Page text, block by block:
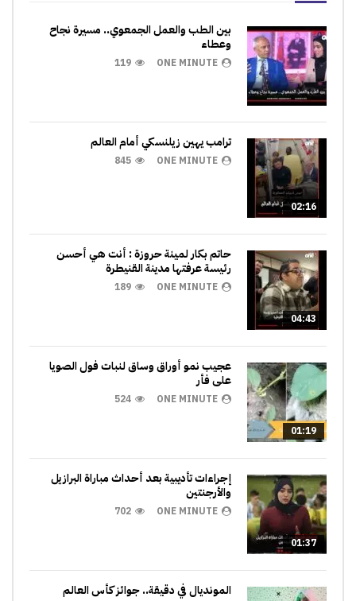
بين الطب والعمل الجمعوي.. مسيرة نجاح
وعطاء
ONE MINUTE
119
02:16
ترامب يهين زيلنسكي أمام العالم
ONE MINUTE
845
04:43
حاتم بكار لمينة حروزة : أنت هي أحسن
رئيسة عرفتها مدينة القنيطرة
ONE MINUTE
189
01:19
عجيب نمو أوراق وساق لنبات فول الصويا
على فأر
ONE MINUTE
524
01:37
إجراءات تأديبية بعد أحداث مباراة البرازيل
والأرجنتين
ONE MINUTE
702
المونديال في دقيقة.. جوائز كأس العالم